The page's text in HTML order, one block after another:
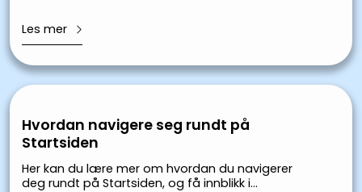
Hvordan navigere seg rundt på
Startsiden
Her kan du lære mer om hvordan du navigerer
deg rundt på Startsiden, og få innblikk i
Les mer